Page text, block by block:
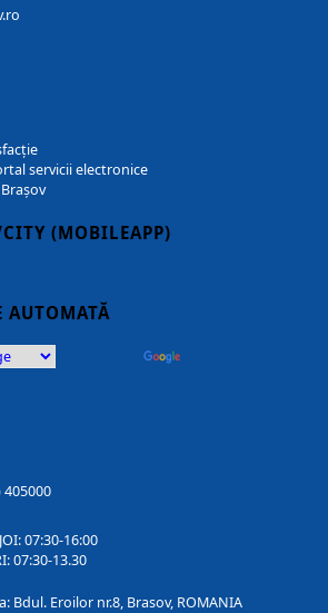
servicii electronice
(MOBILEAPP)
AUTOMATĂ
405000
07:30-16:00
07:30-13.30
Bdul. Eroilor nr.8, Brasov, ROMANIA